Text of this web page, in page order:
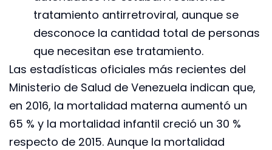
tratamiento antirretroviral, aunque se
desconoce la cantidad total de personas
que necesitan ese tratamiento.
Las estadísticas oficiales más recientes del
Ministerio de Salud de Venezuela indican que,
en 2016, la mortalidad materna aumentó un
65 % y la mortalidad infantil creció un 30 %
respecto de 2015. Aunque la mortalidad